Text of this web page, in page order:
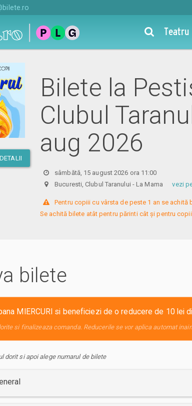
Teatru
Bilete la
Clubul
aug 2026
sâmbătă, 15 august 2026 ora 11:00
Bucuresti, Clubul Taranului - La Mamavezi
Pentru copiii cu vârsta de peste 1 an se achită
Se achită bilete atât pentru părinti cât și pentru copii.
bilete
MIERCURI si beneficiezi de o reducere de 10 lei
si finalizeaza comanda. Reducerile se vor aplica automat
dorit si apoi alege numarul de bilete